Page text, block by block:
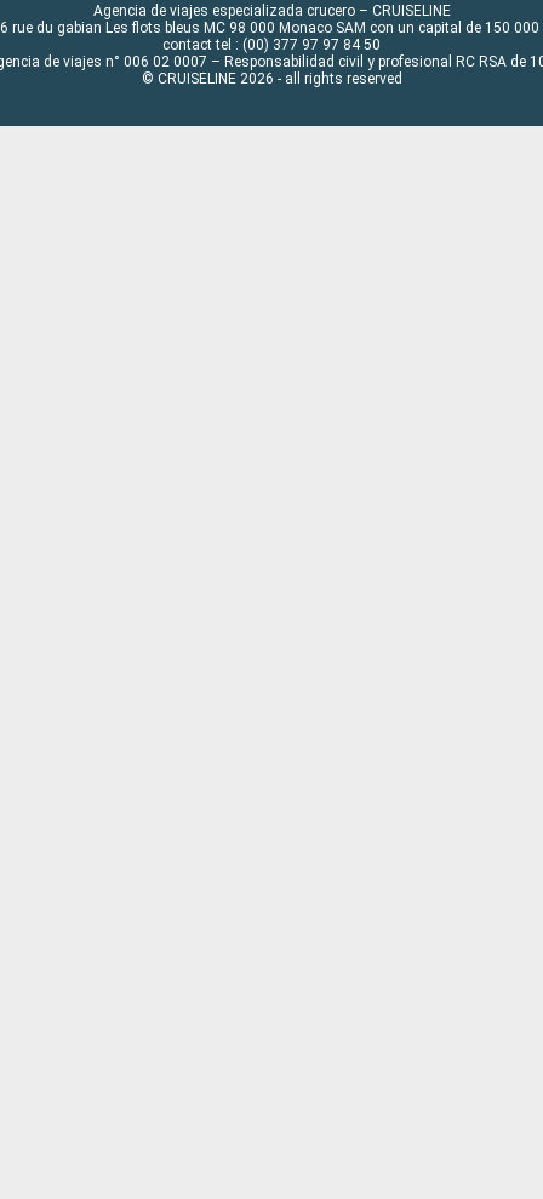
Agencia de viajes especializada crucero – CRUISELINE
rue du gabian Les flots bleus MC 98 000 Monaco SAM con un capital de 150 000
contact tel : (00) 377 97 97 84 50
de viajes n° 006 02 0007 – Responsabilidad civil y profesional RC RSA de
© CRUISELINE 2026 - all rights reserved